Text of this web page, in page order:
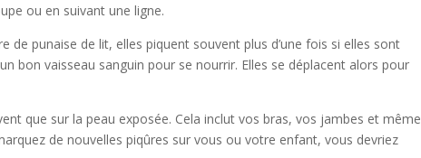
ou en suivant une ligne.
de punaise de lit, elles piquent souvent plus d’une fois si elles sont
bon vaisseau sanguin pour se nourrir. Elles se déplacent alors pour
que sur la peau exposée. Cela inclut vos bras, vos jambes et même
de nouvelles piqûres sur vous ou votre enfant, vous devriez